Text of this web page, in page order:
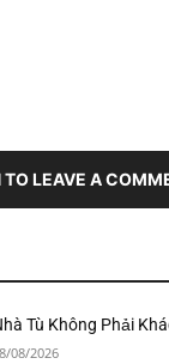
TO LEAVE A
Tù Không Phải
08/2026